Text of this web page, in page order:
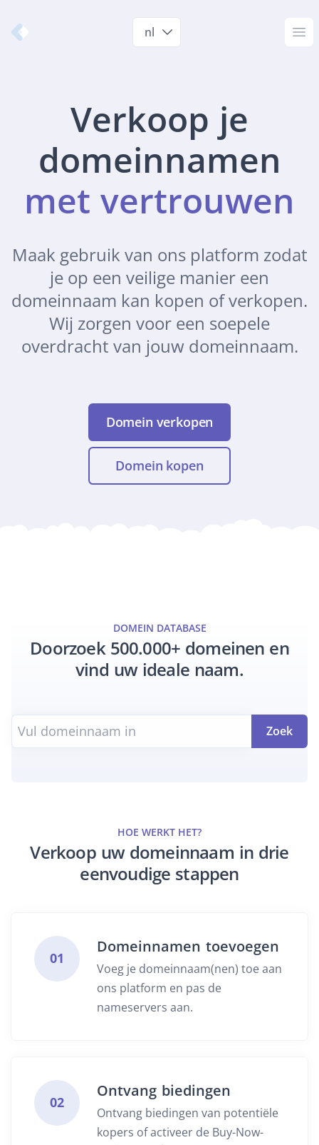
Nameshift.com nl
Verkoop je
domeinnamen
met vertrouwen
Maak gebruik van ons platform zodat
je op een veilige manier een
domeinnaam kan kopen of verkopen.
Wij zorgen voor een soepele
overdracht van jouw domeinnaam.
Domein verkopen
Domein kopen
DOMEIN DATABASE
Doorzoek 500.000+ domeinen en
vind uw ideale naam.
Zoek
HOE WERKT HET?
Verkoop uw domeinnaam in drie
eenvoudige stappen
01
Domeinnamen toevoegen
Voeg je domeinnaam(nen) toe aan
ons platform en pas de
nameservers aan.
02
Ontvang biedingen
Ontvang biedingen van potentiële
kopers of activeer de Buy-Now-